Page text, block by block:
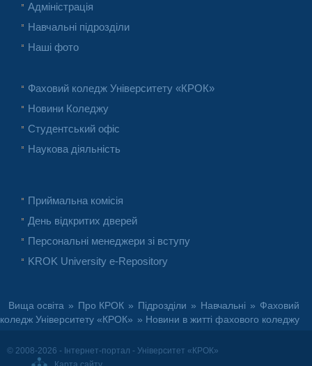
Адміністрація
Навчальні підрозділи
Наші фото
Фаховий коледж Університету «КРОК»
Новини Коледжу
Студентський офіс
Наукова діяльність
Приймальна комісія
День відкритих дверей
Персональні менеджери зі вступу
KROK University e-Repository
Вища освіта » Про КРОК » Підрозділи » Навчальні » Фаховий
коледж Університету «КРОК» » Новини в житті фахового коледжу
© 2008-2026 - Інтернет-портал - Університет «КРОК»